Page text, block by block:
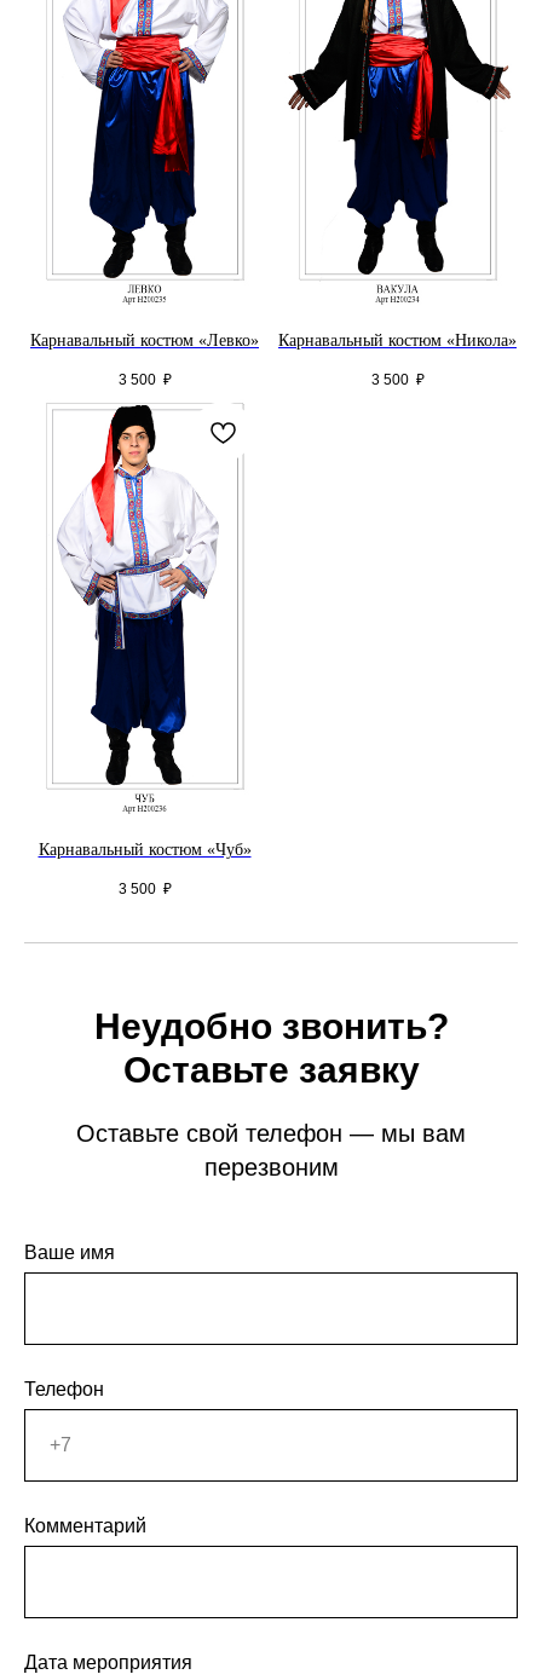
Карнавальный костюм «Левко»
3 500 ₽
Карнавальный костюм «Никола»
3 500 ₽
Карнавальный костюм «Чуб»
3 500 ₽
Неудобно звонить?
Оставьте заявку
Оставьте свой телефон — мы вам
перезвоним
Ваше имя
Телефон
Комментарий
Дата мероприятия